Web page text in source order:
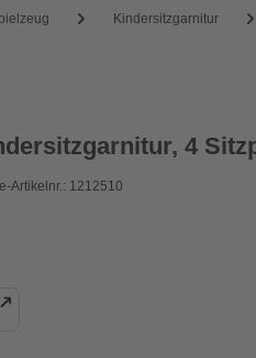
Kindersitzgarnitur
4
Artikelnr.: 1212510